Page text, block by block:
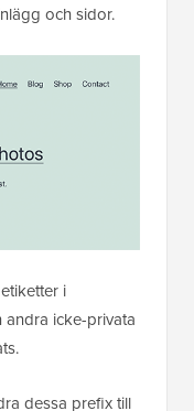
och sidor.
i
andra icke-privata
dessa prefix till